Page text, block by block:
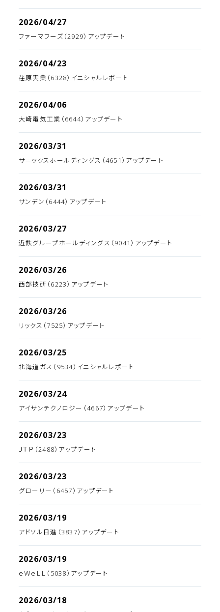
2026/04/27
ファーマフーズ（2929）アップデート
2026/04/23
荏原実業（6328）イニシャルレポート
2026/04/06
大崎電気工業（6644）アップデート
2026/03/31
サニックスホールディングス（4651）アップデート
2026/03/31
サンデン（6444）アップデート
2026/03/27
近鉄グループホールディングス（9041）アップデート
2026/03/26
西部技研（6223）アップデート
2026/03/26
リックス（7525）アップデート
2026/03/25
北海道ガス（9534）イニシャルレポート
2026/03/24
アイサンテクノロジー（4667）アップデート
2026/03/23
ＪＴＰ（2488）アップデート
2026/03/23
グローリー（6457）アップデート
2026/03/19
アドソル日進（3837）アップデート
2026/03/19
ｅＷｅＬＬ（5038）アップデート
2026/03/18